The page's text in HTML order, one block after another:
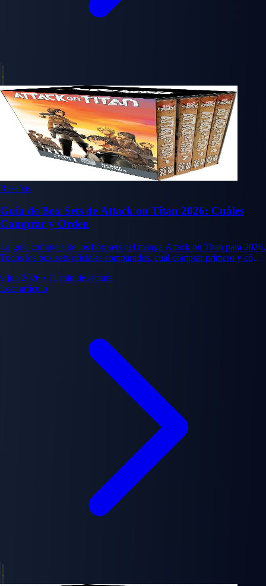
Reseñas
Guía de Box Sets de Attack on Titan 2026: Cuáles
Comprar y Orden
La guía completa de los box sets del manga Attack on Titan para 2026.
Todos los box sets oficiales comparados, cuál comprar primero y cómo
9 jun 2026 • 11 min de lectura
Leer artículo